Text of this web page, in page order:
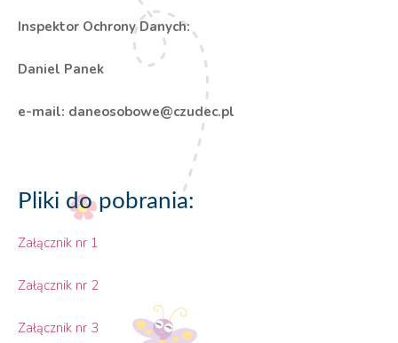
Inspektor Ochrony Danych:
Daniel Panek
e-mail: daneosobowe@czudec.pl
Pliki do pobrania:
Załącznik nr 1
Załącznik nr 2
Załącznik nr 3